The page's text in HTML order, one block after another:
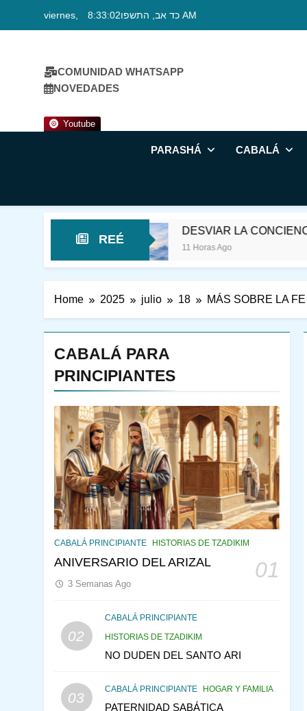
viernes, כד אב, התשפו 8:33:03 AM
COMUNIDAD WHATSAPP
NOVEDADES
Youtube
PARASHÁ CABALÁ
REÉ
DESVIAR LA CONCIENCIA DE LA
11 Horas Ago
Home 2025 julio 18 MÁS SOBRE LA FE
CABALÁ PARA
PRINCIPIANTES
CABALÁ PRINCIPIANTE HISTORIAS DE TZADIKIM
ANIVERSARIO DEL ARIZAL 01
3 Semanas Ago
02
CABALÁ PRINCIPIANTE
HISTORIAS DE TZADIKIM
NO DUDEN DEL SANTO ARI
03
CABALÁ PRINCIPIANTE HOGAR Y FAMILIA
PATERNIDAD SABÁTICA
144
¿QUIÉN ES SABIO? EL
QUE VE LO QUE VA A
PENSAMIENTO JUDÍO
CONSEJO DE LOS
PADRES
PENSAMIENTO JUDÍO
DEL TEMPLO Y LA